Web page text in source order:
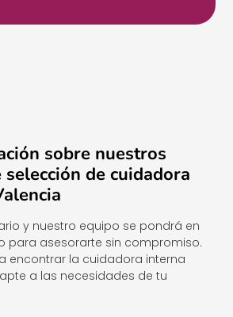
sobre nuestros
de cuidadora
y nuestro equipo se pondrá en
para asesorarte sin compromiso.
encontrar la cuidadora interna
a las necesidades de tu